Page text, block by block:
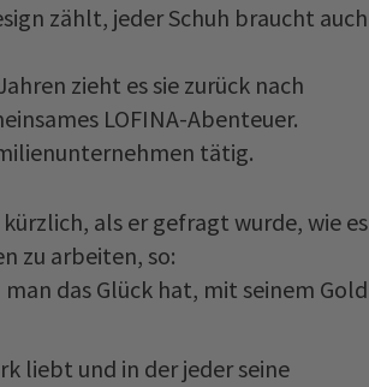
zählt, jeder Schuh braucht auch
zieht es sie zurück nach
LOFINA-Abenteuer.
tätig.
als er gefragt wurde, wie es
zu arbeiten, so:
das Glück hat, mit seinem Gold
liebt und in der jeder seine